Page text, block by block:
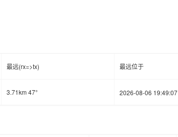
最远(rx=>tx) 最远位于
3.71km 47° 2026-08-06 19:49:07